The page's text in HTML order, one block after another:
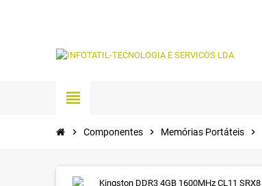
view_headline
chevron_right Componentes chevron_right Memórias Portáteis chevron_right